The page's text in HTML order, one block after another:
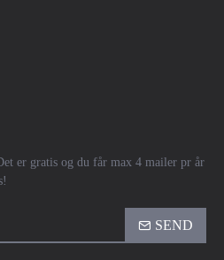
er gratis og du får max 4 mailer pr år
SEND